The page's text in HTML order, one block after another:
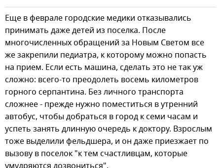
Еще в феврале городские медики отказывались
принимать даже детей из поселка. После
многочисленных обращений за Новым Светом все
же закрепили педиатра, к которому можно попасть
на прием. Если есть машина, сделать это не так уж
сложно: всего-то преодолеть восемь километров
горного серпантина. Без личного транспорта
сложнее - прежде нужно поместиться в утренний
автобус, чтобы добраться в город к семи часам и
успеть занять длинную очередь к доктору. Взрослым
тоже выделили фельдшера, и он даже приезжает по
вызову в поселок "к тем счастливцам, которые